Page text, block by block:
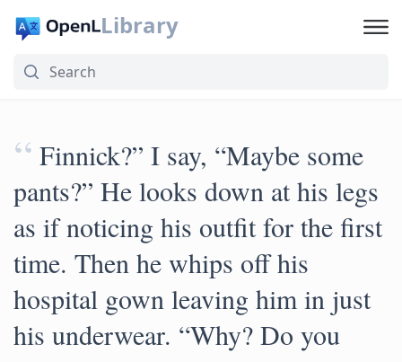
Library
“ Finnick?” I say, “Maybe some
pants?” He looks down at his legs
as if noticing his outfit for the first
time. Then he whips off his
hospital gown leaving him in just
his underwear. “Why? Do you